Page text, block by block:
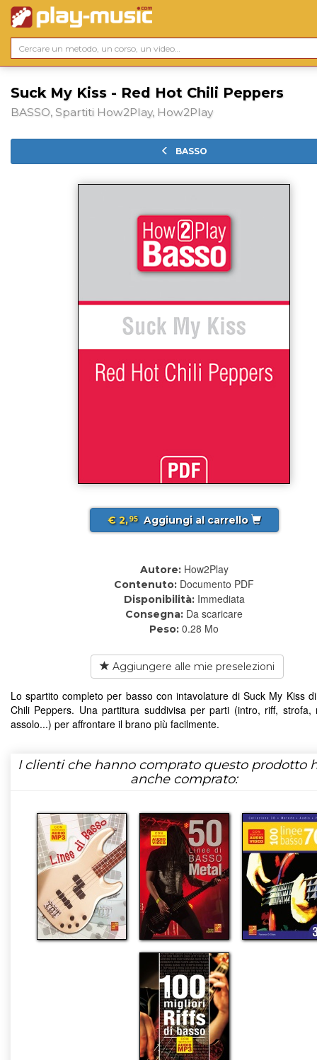
Suck My Kiss - Red Hot Chili Peppers
BASSO, Spartiti How2Play, How2Play
BASSO
€ 2,95 Aggiungi al carrello
Autore: How2Play
Contenuto: Documento PDF
Disponibilità: Immediata
Consegna: Da scaricare
Peso: 0.28 Mo
Aggiungere alle mie preselezioni
Lo spartito completo per basso con intavolature di Suck My Kiss
Chili Peppers. Una partitura suddivisa per parti (intro, riff, strofa,
assolo...) per affrontare il brano più facilmente.
I clienti che hanno comprato questo prodotto
anche comprato: